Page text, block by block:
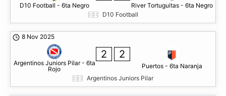
D10 Football - 6ta Negro
River Tortuguitas - 6ta Negro
D10 Football
8 Nov 2025
Argentinos Juniors Pilar - 6ta
Rojo
2 2
Puertos - 6ta Naranja
Argentinos Juniors Pilar